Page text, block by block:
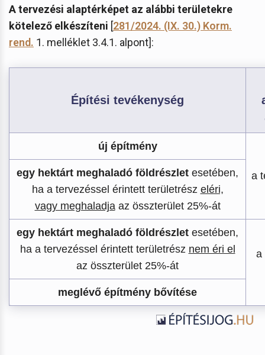
A tervezési alaptérképet az alábbi területekre
kötelező elkészíteni [281/2024. (IX. 30.) Korm.
rend. 1. melléklet 3.4.1. alpont]:
Építési tevékenység
új építmény
a
egy hektárt meghaladó földrészlet esetében,
ha a tervezéssel érintett területrész eléri,
vagy meghaladja az összterület 25%-át
egy hektárt meghaladó földrészlet esetében,
ha a tervezéssel érintett területrész nem éri el
az összterület 25%-át
a
meglévő építmény bővítése